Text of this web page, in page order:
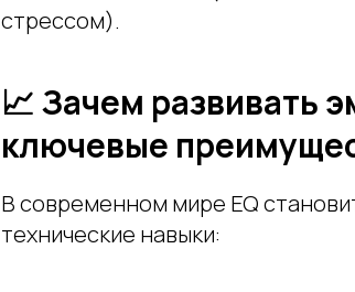
стрессом).
📈 Зачем развивать
ключевые
В современном мире EQ
технические навыки: